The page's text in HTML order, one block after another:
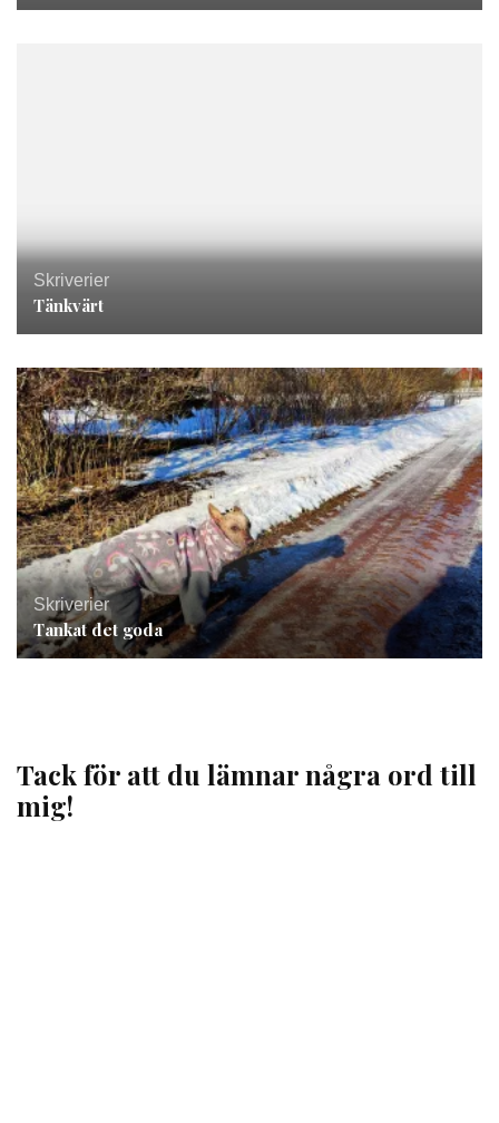
Skriverier
Tänkvärt
Skriverier
Tankat det goda
Tack för att du lämnar några ord till
mig!